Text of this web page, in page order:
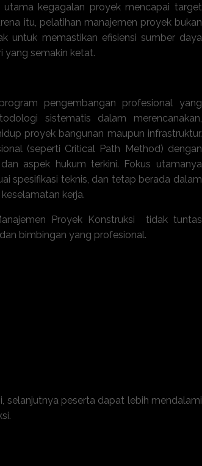
kegagalan proyek mencapai target
itu, pelatihan manajemen proyek bukan
untuk memastikan efisiensi sumber daya
yang semakin ketat.
pengembangan profesional yang
sistematis dalam merencanakan,
proyek bangunan maupun infrastruktur.
(seperti Critical Path Method) dengan
aspek hukum terkini. Fokus utamanya
spesifikasi teknis, dan tetap berada dalam
kerja.
Proyek Konstruksi tidak tuntas
bimbingan yang profesional.
selanjutnya peserta dapat lebih mendalami
.